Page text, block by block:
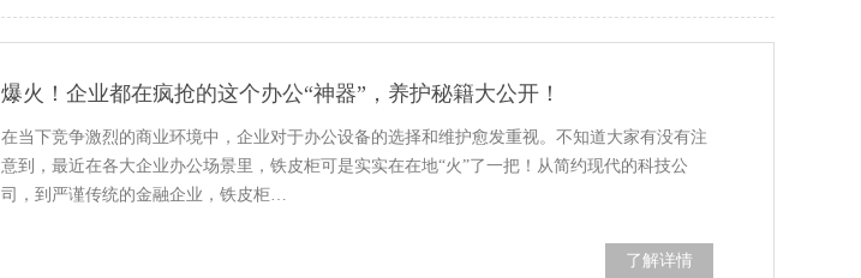
爆火！企业都在疯抢的这个办公“神器”，养护秘籍大公开！
在当下竞争激烈的商业环境中，企业对于办公设备的选择和维护愈发重视。不知道大家有没有注
意到，最近在各大企业办公场景里，铁皮柜可是实实在在地“火”了一把！从简约现代的科技公
司，到严谨传统的金融企业，铁皮柜…
了解详情